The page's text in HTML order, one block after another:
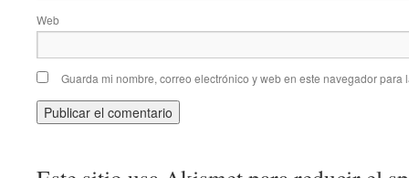
Web
Guarda mi nombre, correo electrónico y web en este navegador para